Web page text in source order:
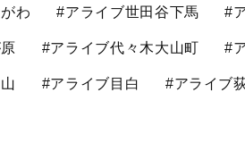
わ #アライブ世田谷下馬 #
#アライブ代々木大山町 #
#アライブ目白 #アライブ